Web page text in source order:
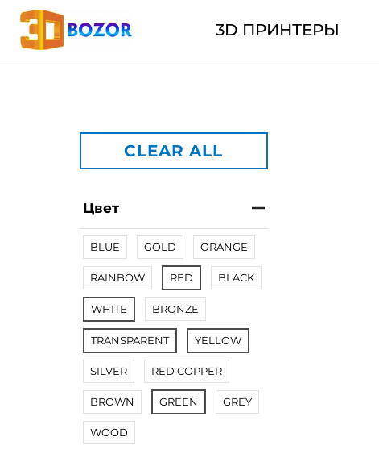
3D ПРИНТЕРЫ
CLEAR ALL
Цвет
BLUE GOLD ORANGE
RAINBOW RED BLACK
WHITE BRONZE
TRANSPARENT YELLOW
SILVER RED COPPER
BROWN GREEN GREY
WOOD